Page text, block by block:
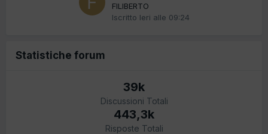
FILIBERTO
Iscritto Ieri alle 09:24
Statistiche forum
39k
Discussioni Totali
443,3k
Risposte Totali